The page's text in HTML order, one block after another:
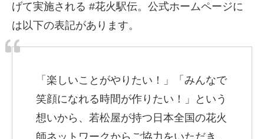
げて実施される #花火駅伝。公式ホームページに
は以下の表記があります。
「楽しいことがやりたい！」「みんなで
笑顔になれる時間が作りたい！」という
想いから、若松屋が持つ日本全国の花火